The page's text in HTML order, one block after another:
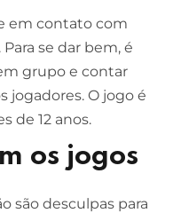
em contato com
se dar bem, é
grupo e contar
jogadores. O jogo é
de 12 anos.
os jogos
são desculpas para